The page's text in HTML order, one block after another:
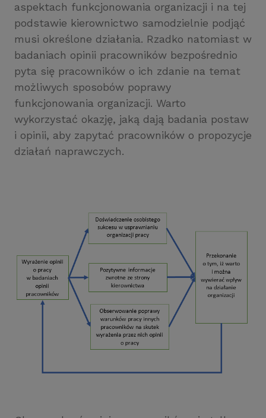
aspektach funkcjonowania organizacji i na tej
podstawie kierownictwo samodzielnie podjąć
musi określone działania. Rzadko natomiast w
badaniach opinii pracowników bezpośrednio
pyta się pracowników o ich zdanie na temat
możliwych sposobów poprawy
funkcjonowania organizacji. Warto
wykorzystać okazję, jaką dają badania postaw
i opinii, aby zapytać pracowników o propozycje
działań naprawczych.